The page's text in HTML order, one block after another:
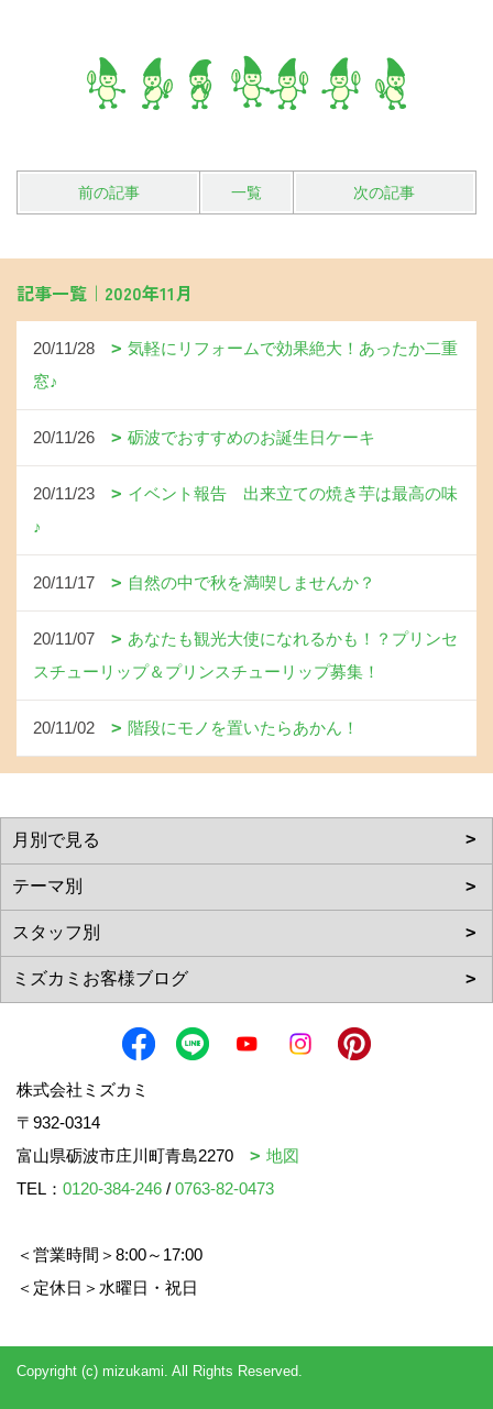
前の記事 一覧 次の記事
記事一覧｜2020年11月
20/11/28
気軽にリフォームで効果絶大！あったか二重
窓♪
20/11/26 砺波でおすすめのお誕生日ケーキ
20/11/23
イベント報告 出来立ての焼き芋は最高の味
♪
20/11/17 自然の中で秋を満喫しませんか？
20/11/07
あなたも観光大使になれるかも！？プリンセ
スチューリップ＆プリンスチューリップ募集！
20/11/02 階段にモノを置いたらあかん！
株式会社ミズカミ
〒932-0314
富山県砺波市庄川町青島2270
地図
TEL： 0120-384-246 / 0763-82-0473
＜営業時間＞8:00～17:00
＜定休日＞水曜日・祝日
Copyright (c) mizukami. All Rights Reserved.